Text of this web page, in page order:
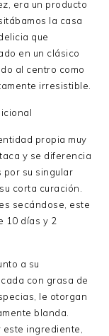
era un producto
la casa
que
en un clásico
al centro como
irresistible.
propia muy
y se diferencia
por su singular
corta curación.
secándose, este
10 días y 2
a su
con grasa de
le otorgan
blanda.
ingrediente,